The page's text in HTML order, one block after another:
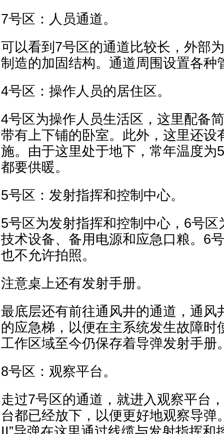
7号区：人员通道。
可以看到7号区的通道比较长，外部
制造的加固结构。通道周围设置各种
4号区：操作人员的居住区。
4号区为操作人员生活区，这里配备
带有上下铺的卧室。此外，这里还设
施。由于这里处于地下，常年温度
都要供暖。
5号区：发射指挥和控制中心。
5号区为发射指挥和控制中心，6号区
技术设备、备用电源和应急口粮。6
也不允许拍照。
注意桌上还有发射手册。
最底层还有前往通风井的通道，通风
的应急梯，以便在主系统发生故障时
工作区域至今仍保存着导弹发射手册
8号区：观察平台。
走过7号区的通道，就进入观察平台
台都已经放下，以便更好地观察导弹